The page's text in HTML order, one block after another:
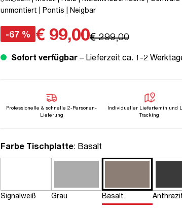
unmontiert | Pontis | Neigbar
-67 % € 99,00€ 299,00
Sofort verfügbar– Lieferzeit ca. 1-2
Professionelle & schnelle 2-Personen-
Lieferung
Individueller Liefertemin und
Tracking
Farbe Tischplatteauswählen
: Basalt
Signalweiß Grau Basalt